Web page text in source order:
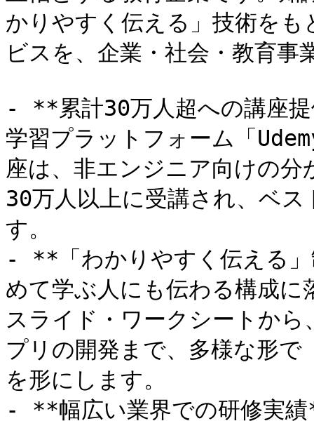
かりやすく伝える」技術を
ビスを、企業・社会・教育
- **累計30万人超への講座
学習プラットフォーム「
座は、非エンジニア向けの
30万人以上に受講され、ベ
す。
- **「わかりやすく伝える
めて学ぶ人にも伝わる構成に
スライド・ワークシートか
プリの開発まで、多様な形
を形にします。
- **幅広い業界での研修実